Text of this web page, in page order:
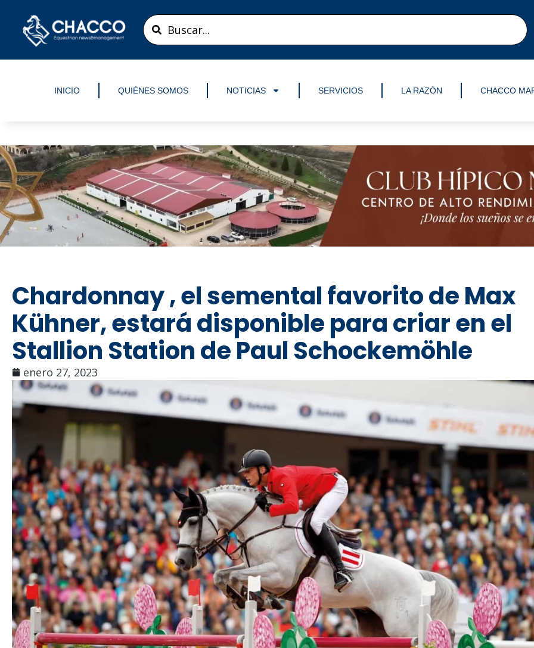
contenido
Search
...
INICIO QUIÉNES SOMOS NOTICIAS SERVICIOS LA RAZÓN CHACCO
Chardonnay , el semental favorito de Max
Kühner, estará disponible para criar en el
Stallion Station de Paul Schockemöhle
enero 27, 2023